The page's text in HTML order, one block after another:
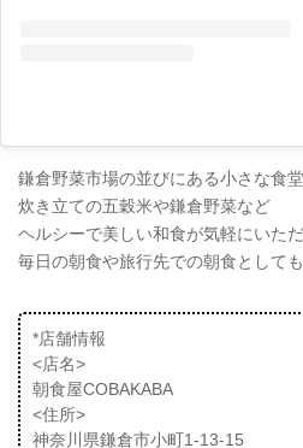
鎌倉野菜市場の並びにある小さな食堂
炊き立ての五穀米や鎌倉野菜など
ヘルシーで美しい和食が気軽にいた
毎日の朝食や旅行先での朝食として
*店舗情報
<店名>
朝食屋COBAKABA
<住所>
神奈川県鎌倉市小町1-13-15